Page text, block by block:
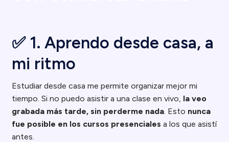
✅ 1. Aprendo desde casa, a
mi ritmo
Estudiar desde casa me permite organizar mejor mi
tiempo. Si no puedo asistir a una clase en vivo, la veo
grabada más tarde, sin perderme nada. Esto nunca
fue posible en los cursos presenciales a los que asistí
antes.